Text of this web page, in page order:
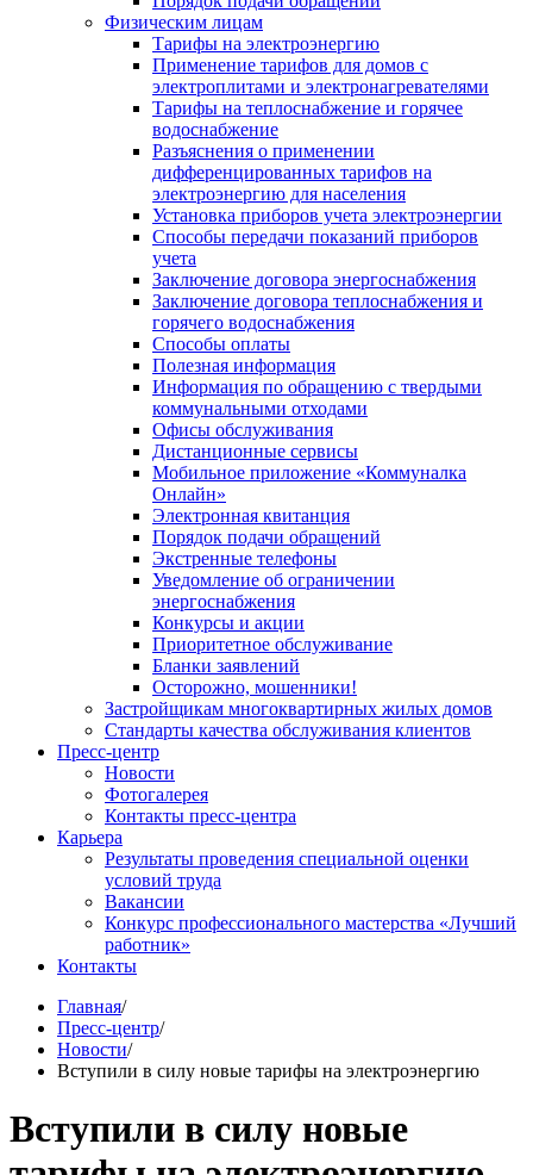
Физическим лицам
Тарифы на электроэнергию
Применение тарифов для домов с
электроплитами и электронагревателями
Тарифы на теплоснабжение и горячее
водоснабжение
Разъяснения о применении
дифференцированных тарифов на
электроэнергию для населения
Установка приборов учета электроэнергии
Способы передачи показаний приборов
учета
Заключение договора энергоснабжения
Заключение договора теплоснабжения и
горячего водоснабжения
Способы оплаты
Полезная информация
Информация по обращению с твердыми
коммунальными отходами
Офисы обслуживания
Дистанционные сервисы
Мобильное приложение «Коммуналка
Онлайн»
Электронная квитанция
Порядок подачи обращений
Экстренные телефоны
Уведомление об ограничении
энергоснабжения
Конкурсы и акции
Приоритетное обслуживание
Бланки заявлений
Осторожно, мошенники!
Застройщикам многоквартирных жилых домов
Стандарты качества обслуживания клиентов
Пресс-центр
Новости
Фотогалерея
Контакты пресс-центра
Карьера
Результаты проведения специальной оценки
условий труда
Вакансии
Конкурс профессионального мастерства «Лучший
работник»
Контакты
Главная/
Пресс-центр/
Новости/
Вступили в силу новые тарифы на электроэнергию
Вступили в силу новые